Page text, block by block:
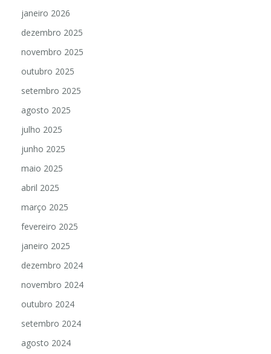
janeiro 2026
dezembro 2025
novembro 2025
outubro 2025
setembro 2025
agosto 2025
julho 2025
junho 2025
maio 2025
abril 2025
março 2025
fevereiro 2025
janeiro 2025
dezembro 2024
novembro 2024
outubro 2024
setembro 2024
agosto 2024